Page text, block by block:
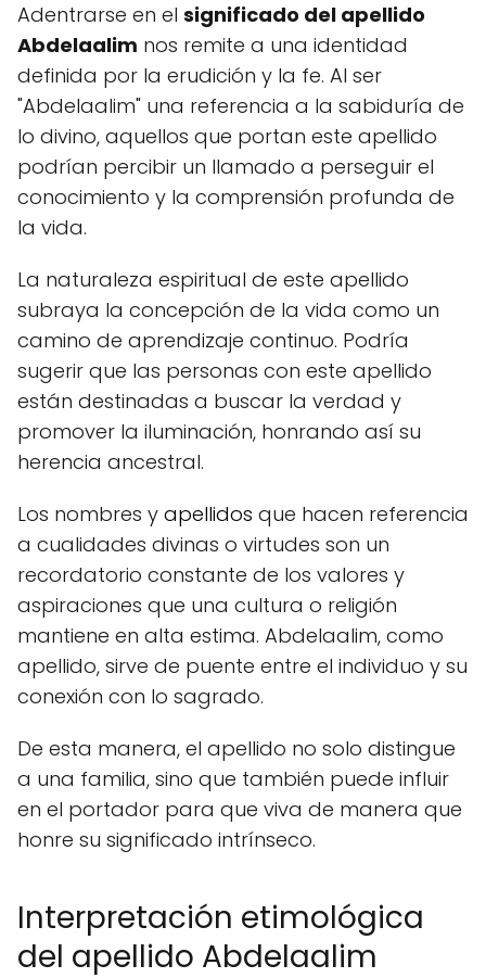
Adentrarse en el significado del apellido
Abdelaalim nos remite a una identidad
definida por la erudición y la fe. Al ser
"Abdelaalim" una referencia a la sabiduría de
lo divino, aquellos que portan este apellido
podrían percibir un llamado a perseguir el
conocimiento y la comprensión profunda de
la vida.
La naturaleza espiritual de este apellido
subraya la concepción de la vida como un
camino de aprendizaje continuo. Podría
sugerir que las personas con este apellido
están destinadas a buscar la verdad y
promover la iluminación, honrando así su
herencia ancestral.
Los nombres y apellidos que hacen referencia
a cualidades divinas o virtudes son un
recordatorio constante de los valores y
aspiraciones que una cultura o religión
mantiene en alta estima. Abdelaalim, como
apellido, sirve de puente entre el individuo y su
conexión con lo sagrado.
De esta manera, el apellido no solo distingue
a una familia, sino que también puede influir
en el portador para que viva de manera que
honre su significado intrínseco.
Interpretación etimológica
del apellido Abdelaalim